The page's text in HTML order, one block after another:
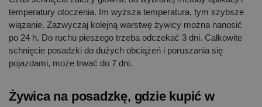
temperatury otoczenia. Im wyższa temperatura, tym szybsze
wiązanie. Zazwyczaj kolejną warstwę żywicy można nanosić
po 24 h. Do ruchu pieszego trzeba odczekać 3 dni. Całkowite
schnięcie posadzki do dużych obciążeń i poruszania się
pojazdami, może trwać do 7 dni.
Żywica na posadzkę, gdzie kupić w